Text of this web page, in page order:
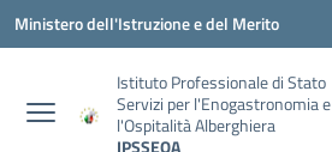
Vai ai contenuti
Vai al menu di navigazione
Vai al footer
Ministero dell'Istruzione e del Merito
Istituto Professionale di Stato
Servizi per l'Enogastronomia e
l'Ospitalità Alberghiera
IPSSEOA